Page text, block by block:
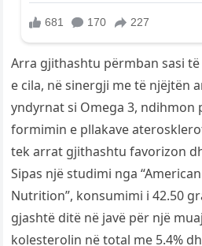
Arra gjithashtu përmban sasi
e cila, në sinergji me të njëjtën
yndyrnat si Omega 3, ndihmon
formimin e pllakave
tek arrat gjithashtu favorizon
Sipas një studimi nga
Nutrition”, konsumimi i 42.50
gjashtë ditë në javë për një
kolesterolin në total me 5.4%